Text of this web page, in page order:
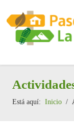
Está aquí: Inicio